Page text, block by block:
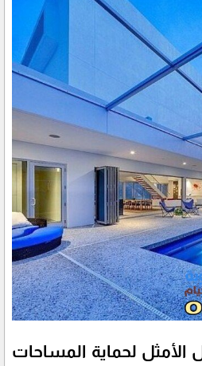
لحماية المساحات